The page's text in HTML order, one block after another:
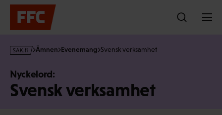
Hoppa
innehållet
s
k
·
f
Ämnen Evenemang Svensk verksamhet
Nyckelord:
Svensk verksamhet